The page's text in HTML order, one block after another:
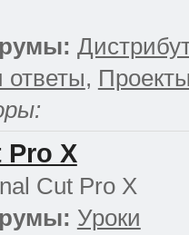
,
Pro X
Cut Pro X
Уроки